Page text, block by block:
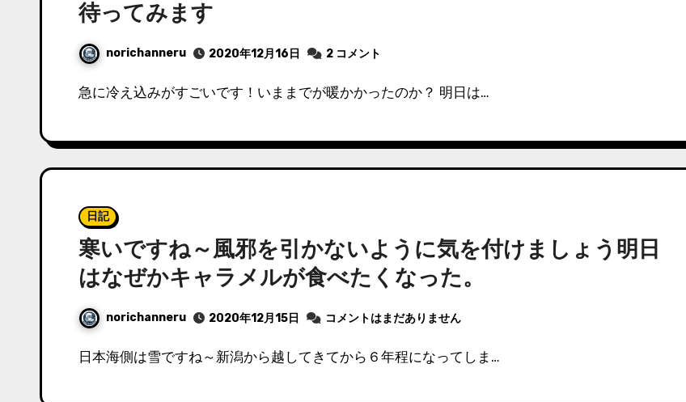
待ってみます
norichanneru 2020年12月16日 2 コメント
急に冷え込みがすごいです！いままでが暖かかったのか？ 明日は…
日記
寒いですね～風邪を引かないように気を付けましょう明日
はなぜかキャラメルが食べたくなった。
norichanneru 2020年12月15日 コメントはまだありません
日本海側は雪ですね～新潟から越してきてから６年程になってしま…